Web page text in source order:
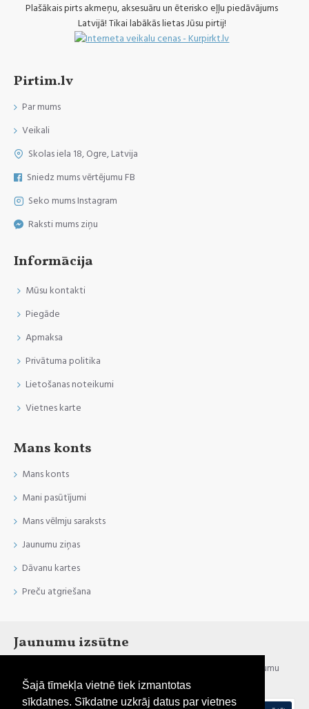
Šajā tīmekļa vietnē tiek izmantotas
sīkdatnes. Sīkdatne uzkrāj datus par vietnes
Plašākais pirts akmeņu, aksesuāru un ēterisko eļļu piedāvājums
Latvijā! Tikai labākās lietas Jūsu pirtij!
Pirtim.lv
Par mums
Veikali
Skolas iela 18, Ogre, Latvija
Sniedz mums vērtējumu FB
Seko mums Instagram
Raksti mums ziņu
Informācija
Mūsu kontakti
Piegāde
Apmaksa
Privātuma politika
Lietošanas noteikumi
Vietnes karte
Mans konts
Mans konts
Mani pasūtījumi
Mans vēlmju saraksts
Jaunumu ziņas
Dāvanu kartes
Preču atgriešana
Jaunumu izsūtne
Esi informēts par jaunumiem un akcijām, reģistrējies mūsu jaunumu
izsūtnei